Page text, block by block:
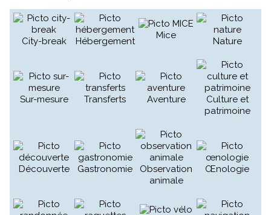
City-break Hébergement
Mice
Nature
Sur-mesure Transferts Aventure
Culture et
patrimoine
Découverte Gastronomie
Observation
animale
Œnologie